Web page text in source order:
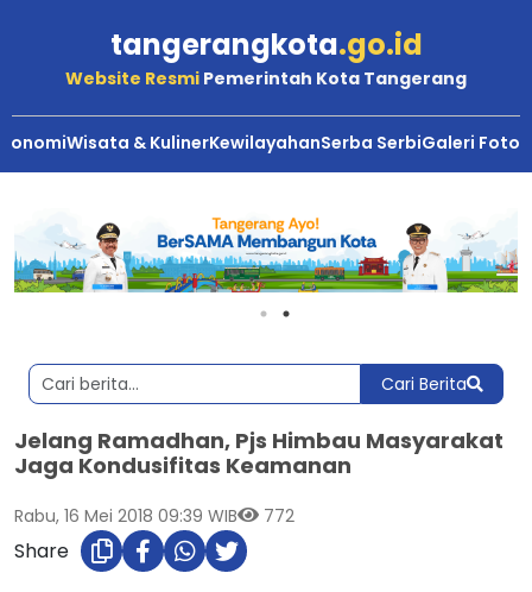
tangerangkota.go.id
Website Resmi Pemerintah Kota Tangerang
Wisata & KulinerKewilayahanSerba SerbiGaleri Foto
Cari Berita
Jelang Ramadhan, Pjs Himbau Masyarakat
Jaga Kondusifitas Keamanan
Rabu, 16 Mei 2018 09:39 WIB 772
Share